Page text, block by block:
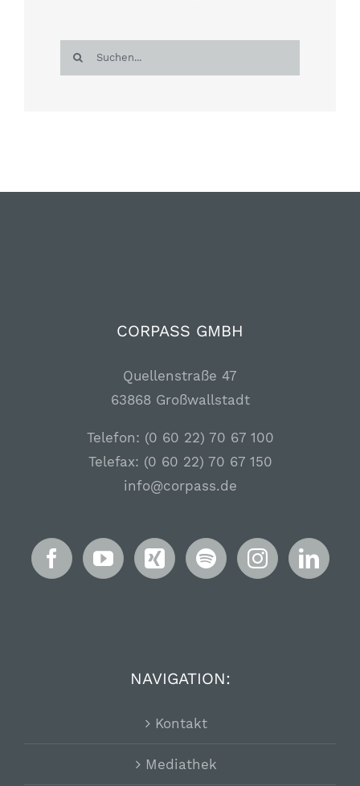
Suche
nach:
CORPASS GMBH
Quellenstraße 47
63868 Großwallstadt
Telefon: (0 60 22) 70 67 100
Telefax: (0 60 22) 70 67 150
info@corpass.de
NAVIGATION:
Kontakt
Mediathek